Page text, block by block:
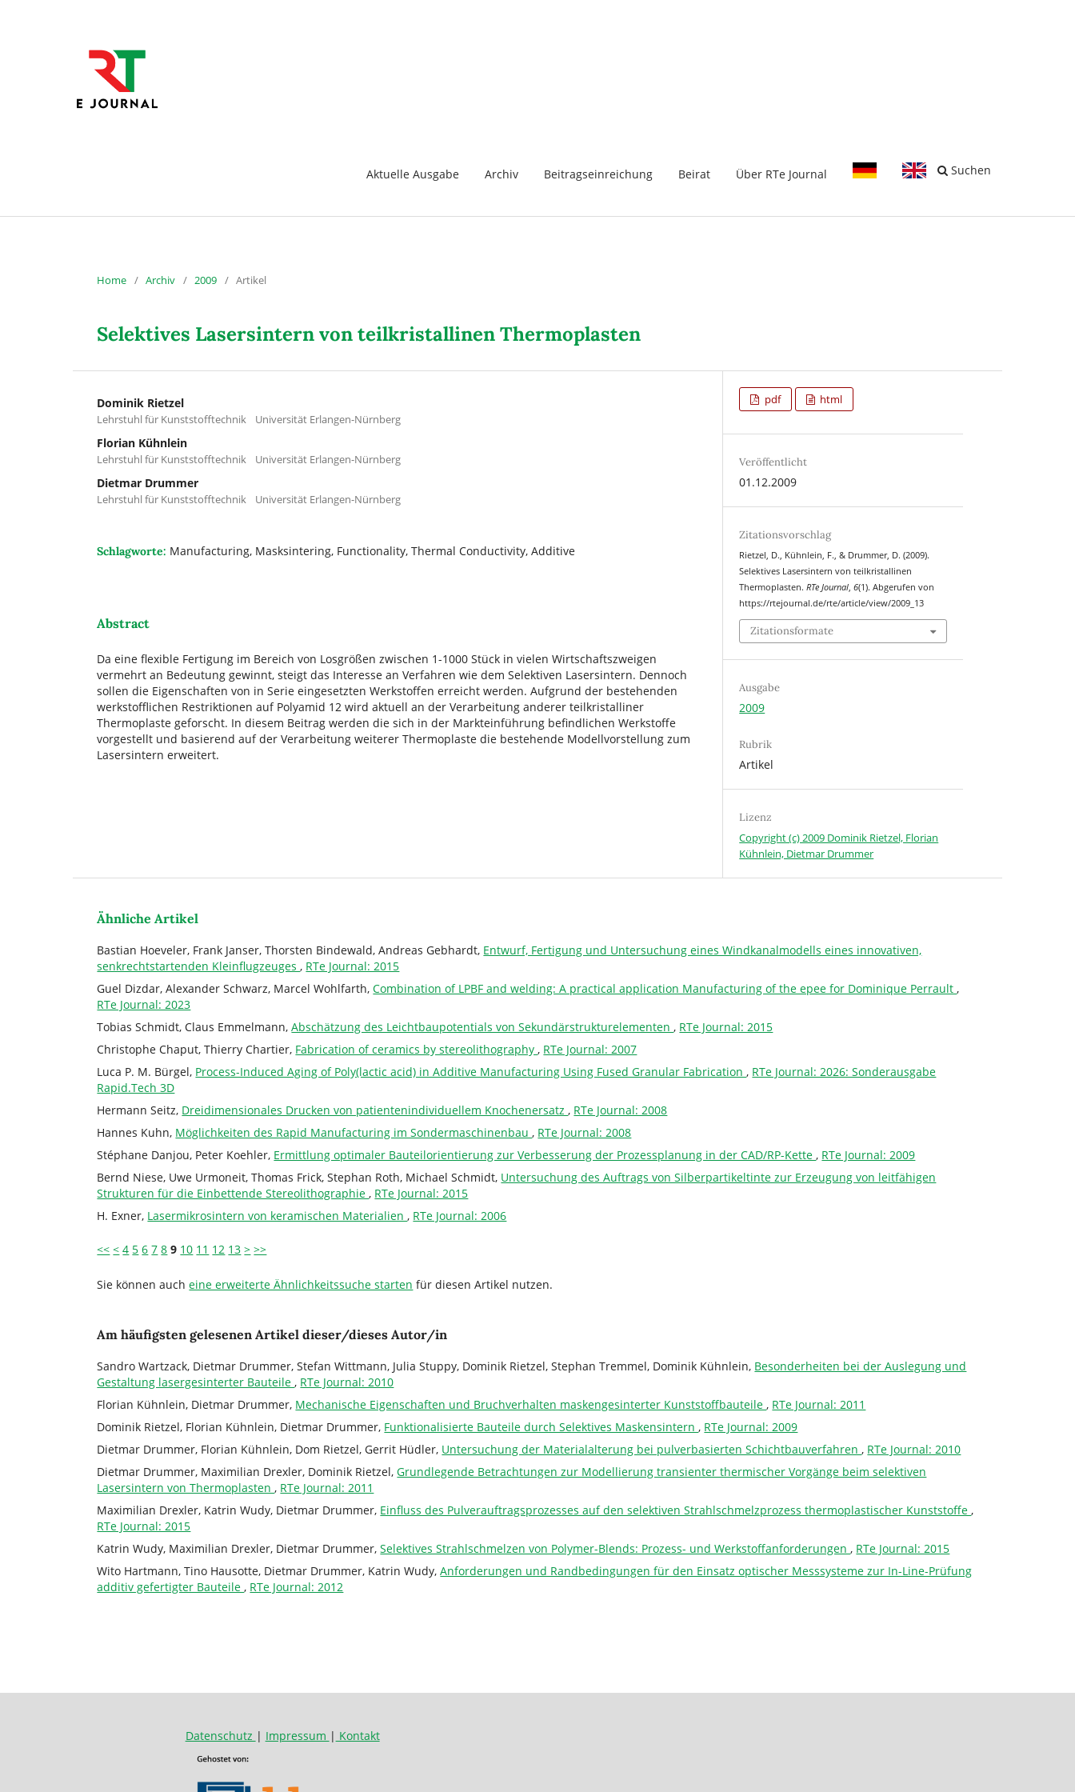
Aktuelle Ausgabe Archiv Beitragseinreichung Beirat Über RTe Journal Suchen
Home / Archiv / 2009 / Artikel
Selektives Lasersintern von teilkristallinen Thermoplasten
Dominik Rietzel
Lehrstuhl für Kunststofftechnik Universität Erlangen-Nürnberg
Florian Kühnlein
Lehrstuhl für Kunststofftechnik Universität Erlangen-Nürnberg
Dietmar Drummer
Lehrstuhl für Kunststofftechnik Universität Erlangen-Nürnberg
Schlagworte: Manufacturing, Masksintering, Functionality, Thermal Conductivity, Additive
Abstract
Da eine flexible Fertigung im Bereich von Losgrößen zwischen 1-1000 Stück in vielen Wirtschaftszweigen
vermehrt an Bedeutung gewinnt, steigt das Interesse an Verfahren wie dem Selektiven Lasersintern. Dennoch
sollen die Eigenschaften von in Serie eingesetzten Werkstoffen erreicht werden. Aufgrund der bestehenden
werkstofflichen Restriktionen auf Polyamid 12 wird aktuell an der Verarbeitung anderer teilkristalliner
Thermoplaste geforscht. In diesem Beitrag werden die sich in der Markteinführung befindlichen Werkstoffe
vorgestellt und basierend auf der Verarbeitung weiterer Thermoplaste die bestehende Modellvorstellung zum
Lasersintern erweitert.
pdf html
Veröffentlicht
01.12.2009
Zitationsvorschlag
Rietzel, D., Kühnlein, F., & Drummer, D. (2009).
Selektives Lasersintern von teilkristallinen
Thermoplasten.RTe Journal,6(1). Abgerufen von
https://rtejournal.de/rte/article/view/2009_13
Zitationsformate
Ausgabe
2009
Rubrik
Artikel
Lizenz
Copyright (c) 2009 Dominik Rietzel, Florian
Kühnlein, Dietmar Drummer
Ähnliche Artikel
Bastian Hoeveler, Frank Janser, Thorsten Bindewald, Andreas Gebhardt, Entwurf, Fertigung und Untersuchung eines Windkanalmodells eines innovativen,
senkrechtstartenden Kleinflugzeuges , RTe Journal: 2015
Guel Dizdar, Alexander Schwarz, Marcel Wohlfarth,Combination of LPBF and welding: A practical application Manufacturing of the epee for Dominique Perrault ,
RTe Journal: 2023
Tobias Schmidt, Claus Emmelmann,Abschätzung des Leichtbaupotentials von Sekundärstrukturelementen , RTe Journal: 2015
Christophe Chaput, Thierry Chartier, Fabrication of ceramics by stereolithography , RTe Journal: 2007
Luca P. M. Bürgel, Process-Induced Aging of Poly(lactic acid) in Additive Manufacturing Using Fused Granular Fabrication , RTe Journal: 2026: Sonderausgabe
Rapid.Tech 3D
Hermann Seitz, Dreidimensionales Drucken von patientenindividuellem Knochenersatz , RTe Journal: 2008
Hannes Kuhn, Möglichkeiten des Rapid Manufacturing im Sondermaschinenbau , RTe Journal: 2008
Stéphane Danjou, Peter Koehler, Ermittlung optimaler Bauteilorientierung zur Verbesserung der Prozessplanung in der CAD/RP-Kette , RTe Journal: 2009
Bernd Niese, Uwe Urmoneit, Thomas Frick, Stephan Roth, Michael Schmidt, Untersuchung des Auftrags von Silberpartikeltinte zur Erzeugung von leitfähigen
Strukturen für die Einbettende Stereolithographie , RTe Journal: 2015
H. Exner, Lasermikrosintern von keramischen Materialien , RTe Journal: 2006
<< < 4 5 6 7 8 9 10 11 12 13 > >>
Sie können aucheine erweiterte Ähnlichkeitssuche starten für diesen Artikel nutzen.
Am häufigsten gelesenen Artikel dieser/dieses Autor/in
Sandro Wartzack, Dietmar Drummer, Stefan Wittmann, Julia Stuppy, Dominik Rietzel, Stephan Tremmel, Dominik Kühnlein, Besonderheiten bei der Auslegung und
Gestaltung lasergesinterter Bauteile , RTe Journal: 2010
Florian Kühnlein, Dietmar Drummer, Mechanische Eigenschaften und Bruchverhalten maskengesinterter Kunststoffbauteile , RTe Journal: 2011
Dominik Rietzel, Florian Kühnlein, Dietmar Drummer, Funktionalisierte Bauteile durch Selektives Maskensintern , RTe Journal: 2009
Dietmar Drummer, Florian Kühnlein, Dom Rietzel, Gerrit Hüdler, Untersuchung der Materialalterung bei pulverbasierten Schichtbauverfahren , RTe Journal: 2010
Dietmar Drummer, Maximilian Drexler, Dominik Rietzel,Grundlegende Betrachtungen zur Modellierung transienter thermischer Vorgänge beim selektiven
Lasersintern von Thermoplasten , RTe Journal: 2011
Maximilian Drexler, Katrin Wudy, Dietmar Drummer, Einfluss des Pulverauftragsprozesses auf den selektiven Strahlschmelzprozess thermoplastischer Kunststoffe ,
RTe Journal: 2015
Katrin Wudy, Maximilian Drexler, Dietmar Drummer,Selektives Strahlschmelzen von Polymer-Blends: Prozess- und Werkstoffanforderungen , RTe Journal: 2015
Wito Hartmann, Tino Hausotte, Dietmar Drummer, Katrin Wudy,Anforderungen und Randbedingungen für den Einsatz optischer Messsysteme zur In-Line-Prüfung
additiv gefertigter Bauteile , RTe Journal: 2012
Datenschutz | Impressum | Kontakt